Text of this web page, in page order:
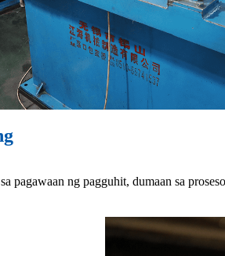
pagawaan ng pagguhit, dumaan sa